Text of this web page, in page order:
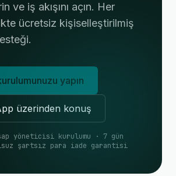
ve iş akışını açın. Her
ücretsiz kişiselleştirilmiş
yapın
üzerinden konuş
yöneticisi kurulumu · 7 gün
şartsız para iade garantisi